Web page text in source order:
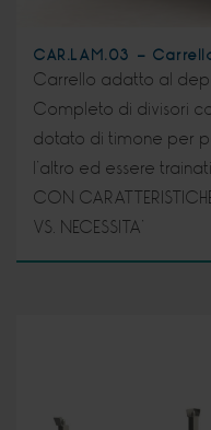
CAR.LAM.03 -
Carrello adatto al
Completo di divisori
dotato di timone per
l’altro ed essere
CON
VS. NECESSITA’